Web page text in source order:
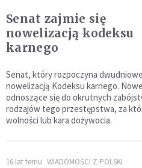
Senat zajmie się
nowelizacją kodeksu
karnego
Senat, który rozpoczyna
nowelizacją Kodeksu karnego.
odnoszące się do okrutnych
rodzajów tego przestępstwa, za
wolności lub kara dożywocia.
16 lat temu WIADOMOŚCI Z POLSKI